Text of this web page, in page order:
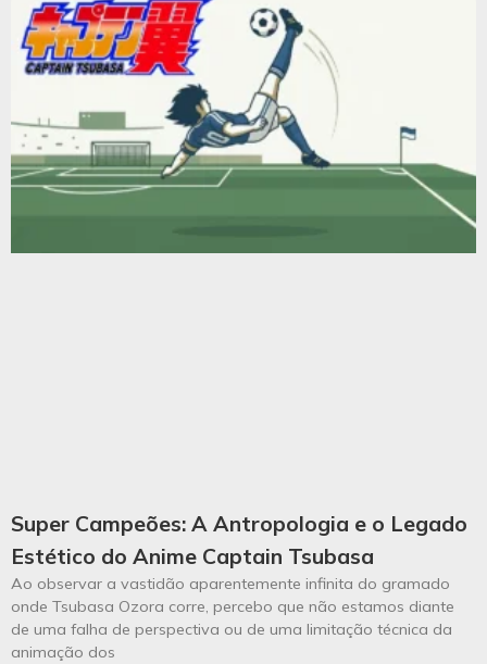
Super Campeões: A Antropologia e o Legado
Estético do Anime Captain Tsubasa
Ao observar a vastidão aparentemente infinita do gramado
onde Tsubasa Ozora corre, percebo que não estamos diante
de uma falha de perspectiva ou de uma limitação técnica da
animação dos